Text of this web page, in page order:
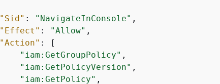
"Sid" : "NavigateInConsole" ,
"Effect" : "Allow" ,
"Action" : [
"iam:GetGroupPolicy" ,
"iam:GetPolicyVersion" ,
"iam:GetPolicy" ,